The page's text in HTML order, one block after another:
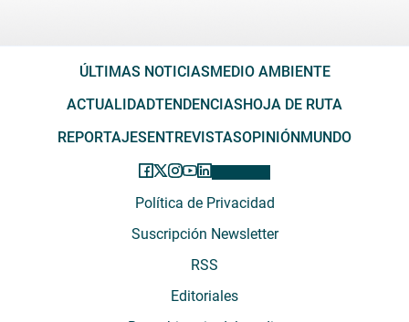
ÚLTIMAS NOTICIAS MEDIO AMBIENTE
ACTUALIDADTENDENCIAS HOJA DE RUTA
REPORTAJES ENTREVISTASOPINIÓN MUNDO
Política de Privacidad
Suscripción Newsletter
RSS
Editoriales